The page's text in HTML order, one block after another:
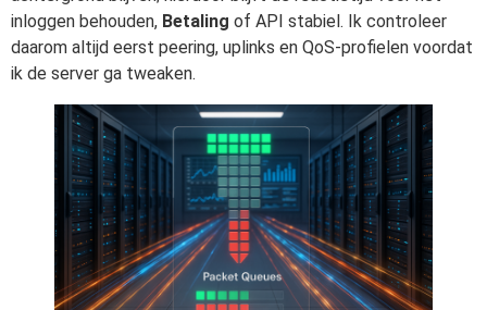
inloggen behouden, Betaling of API stabiel. Ik controleer
daarom altijd eerst peering, uplinks en QoS-profielen voordat
ik de server ga tweaken.